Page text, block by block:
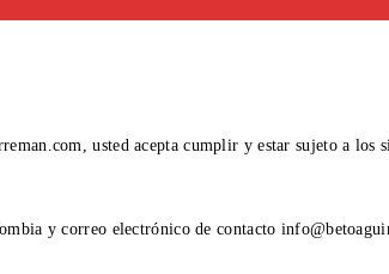
usted acepta cumplir y estar sujeto a
y correo electrónico de contacto